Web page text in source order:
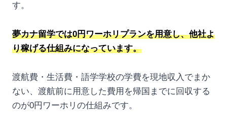
す。
夢カナ留学では0円ワーホリプランを用意し、他社よ
り稼げる仕組みになっています。
渡航費・生活費・語学学校の学費を現地収入でまか
ない、渡航前に用意した費用を帰国までに回収する
のが0円ワーホリの仕組みです。